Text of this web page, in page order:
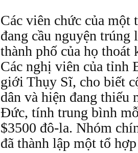
Các viên chức của
đang cầu nguyện
thành phố của họ
Các nghị viên của tỉnh
giới Thụy Sĩ, cho biết
dân và hiện đang thiếu
Đức, tính trung bình
$3500 đô-la. Nhóm
đã thành lập một tổ